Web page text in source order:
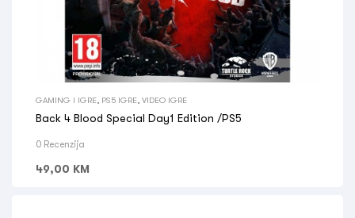
GAMING I IGRE PS5 IGRE VIDEO IGRE
Back 4 Blood Special Day1 Edition /PS5
0 Recenzija
49,00 KM